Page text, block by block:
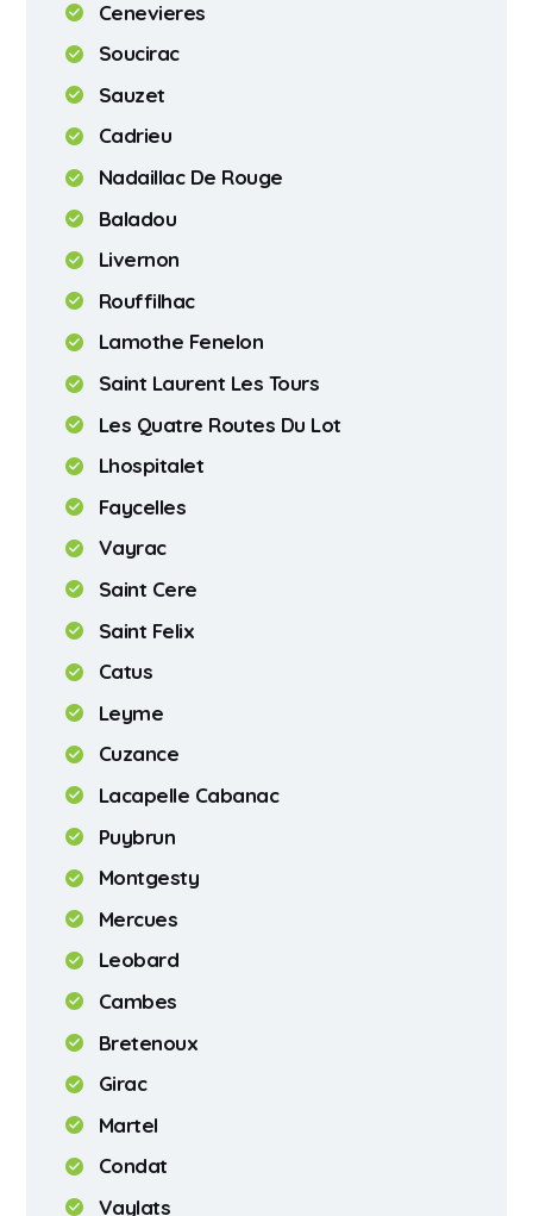
Cenevieres
Soucirac
Sauzet
Cadrieu
Nadaillac De Rouge
Baladou
Livernon
Rouffilhac
Lamothe Fenelon
Saint Laurent Les Tours
Les Quatre Routes Du Lot
Lhospitalet
Faycelles
Vayrac
Saint Cere
Saint Felix
Catus
Leyme
Cuzance
Lacapelle Cabanac
Puybrun
Montgesty
Mercues
Leobard
Cambes
Bretenoux
Girac
Martel
Condat
Vaylats